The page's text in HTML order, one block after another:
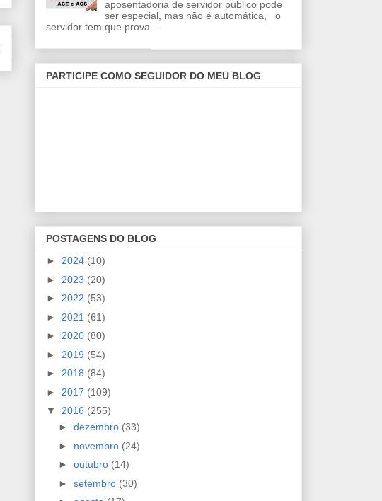
aposentadoria de servidor público pode
ser especial, mas não é automática, o
servidor tem que prova...
PARTICIPE COMO SEGUIDOR DO MEU BLOG
POSTAGENS DO BLOG
► 2024 (10)
► 2023 (20)
► 2022 (53)
► 2021 (61)
► 2020 (80)
► 2019 (54)
► 2018 (84)
► 2017 (109)
▼ 2016 (255)
► dezembro (33)
► novembro (24)
► outubro (14)
► setembro (30)